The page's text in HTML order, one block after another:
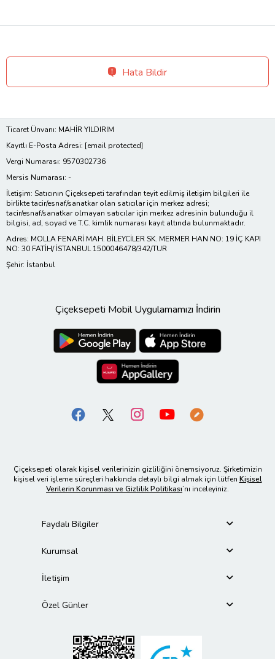
Hata Bildir
Ticaret Ünvanı: MAHİR YILDIRIM
Kayıtlı E-Posta Adresi: [email protected]
Vergi Numarası: 9570302736
Mersis Numarası: -
İletişim: Satıcının Çiçeksepeti tarafından teyit edilmiş iletişim bilgileri ile
birlikte tacir/esnaf/sanatkar olan satıcılar için merkez adresi;
tacir/esnaf/sanatkar olmayan satıcılar için merkez adresinin bulunduğu il
bilgisi, ad, soyad ve T.C. kimlik numarası kayıt altında bulunmaktadır.
Adres: MOLLA FENARİ MAH. BİLEYCİLER SK. MERMER HAN NO: 19 İÇ KAPI
NO: 30 FATİH/ İSTANBUL 1500046478/342/TUR
Şehir: İstanbul
Çiçeksepeti Mobil Uygulamamızı İndirin
Çiçeksepeti olarak kişisel verilerinizin gizliliğini önemsiyoruz. Şirketimizin
kişisel veri işleme süreçleri hakkında detaylı bilgi almak için lütfen Kişisel
Verilerin Korunması ve Gizlilik Politikası’nı inceleyiniz.
Faydalı Bilgiler
Kurumsal
İletişim
Özel Günler